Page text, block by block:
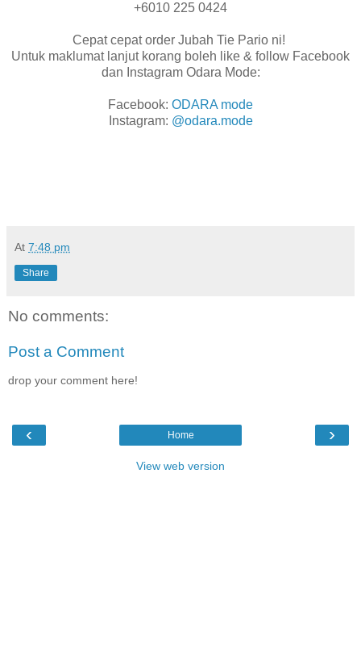
+6010 225 0424
Cepat cepat order Jubah Tie Pario ni!
Untuk maklumat lanjut korang boleh like & follow Facebook
dan Instagram Odara Mode:
Facebook: ODARA mode
Instagram: @odara.mode
At 7:48 pm
Share
No comments:
Post a Comment
drop your comment here!
‹ ›
Home
View web version